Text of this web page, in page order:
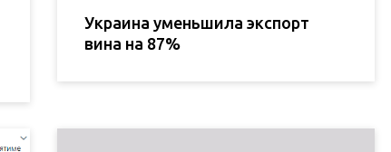
Украина уменьшила экспорт
вина на 87%